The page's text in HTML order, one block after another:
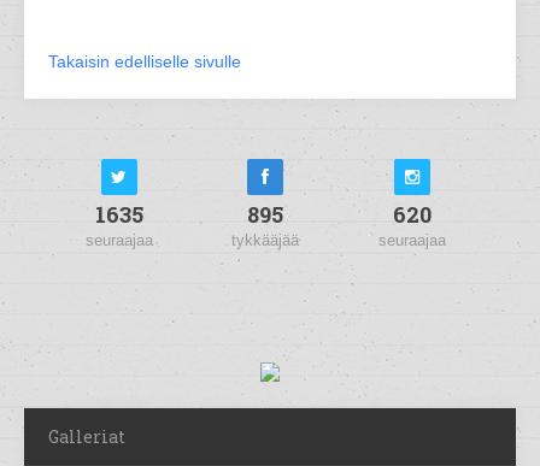
Takaisin edelliselle sivulle
1635
seuraajaa
895
tykkääjää
620
seuraajaa
Galleriat